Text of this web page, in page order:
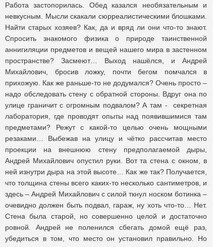
Работа застопорилась. Обед казался необязательным и
невкусным. Мысли скакали сюрреалистическими блошками.
Найти старых хозяев? Как, да и вряд ли они что-то знают.
Спросить знакомого физика о природе таинственной
аннигиляции предметов и вещей нашего мира в застенном
пространстве? Засмеют… Выход нашёлся, и Андрей
Михайлович, бросив ложку, почти бегом помчался в
прихожую. Как же раньше-то не додумался? Очень просто –
надо обследовать стену с обратной стороны. Вдруг она по
улице граничит с огромным подвалом? А там - секретная
лаборатория, где проводят опыты над появившимися там
предметами? Режут с какой-то целью очень мощными
резаками… Выбежав на улицу и чётко рассчитав место
проекции на внешнюю стену предполагаемой дыры,
Андрей Михайлович опустил руки. Вот та стена с окном, в
ней изнутри дыра на этой высоте… Как же так? Получается,
что толщина стены всего каких-то несколько сантиметров, и
здесь – Андрей Михайлович с силой ткнул носком ботинка –
очевидно должен быть подвал, гараж, ну хоть что-то… Нет.
Стена была старой, но совершенно целой и достаточно
ровной. Андрей не поленился сбегать домой ещё раз,
убедиться в том, что место он установил правильно. Но